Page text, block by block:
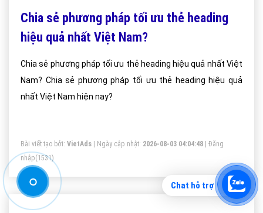
Chia sẻ phương pháp tối ưu thẻ heading
hiệu quả nhất Việt Nam?
Chia sẻ phương pháp tối ưu thẻ heading hiệu quả nhất Việt
Nam? Chia sẻ phương pháp tối ưu thẻ heading hiệu quả
nhất Việt Nam hiện nay?
Bài viết tạo bởi: VietAds | Ngày cập nhật: 2026-08-03 04:04:48
Đăng
nhập(1531)
Chat hỗ trợ